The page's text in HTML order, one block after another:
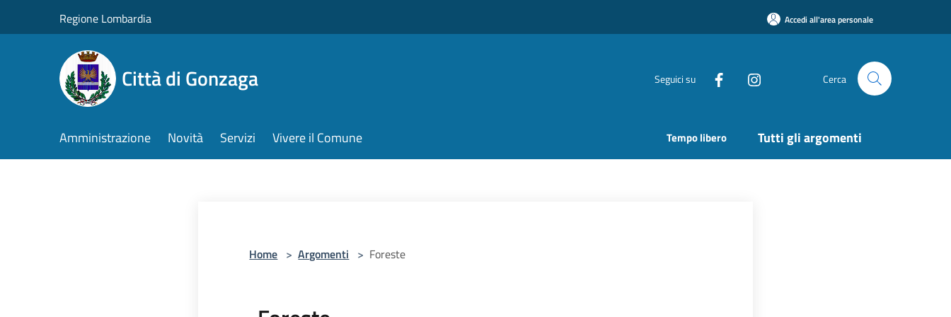
Regione Lombardia Accedi all'area personale
Città di Gonzaga Seguici su Cerca
Amministrazione Novità Servizi Vivere il Comune Tempo libero Tutti gli argomenti
Home > Argomenti > Foreste